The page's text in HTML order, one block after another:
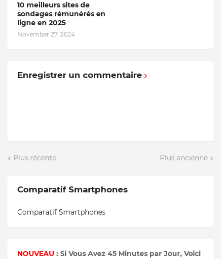
10 meilleurs sites de
sondages rémunérés en
ligne en 2025
November 27, 2024
Enregistrer un commentaire
Plus récente Plus ancienne
Comparatif Smartphones
Comparatif Smartphones
NOUVEAU : Si Vous Avez 45 Minutes par Jour, Voici